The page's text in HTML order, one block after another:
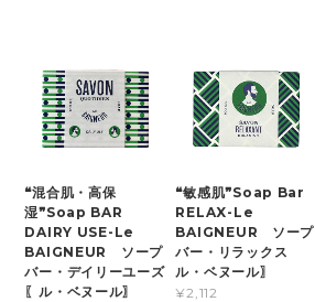
❝混合肌・高保
湿❞Soap BAR
DAIRY USE-Le
BAIGNEUR ソープ
バー・デイリーユーズ
〖ル・ベヌール〗
❝敏感肌❞Soap Bar
RELAX-Le
BAIGNEUR ソープ
バー・リラックス
ル・ベヌール〗
¥2,112